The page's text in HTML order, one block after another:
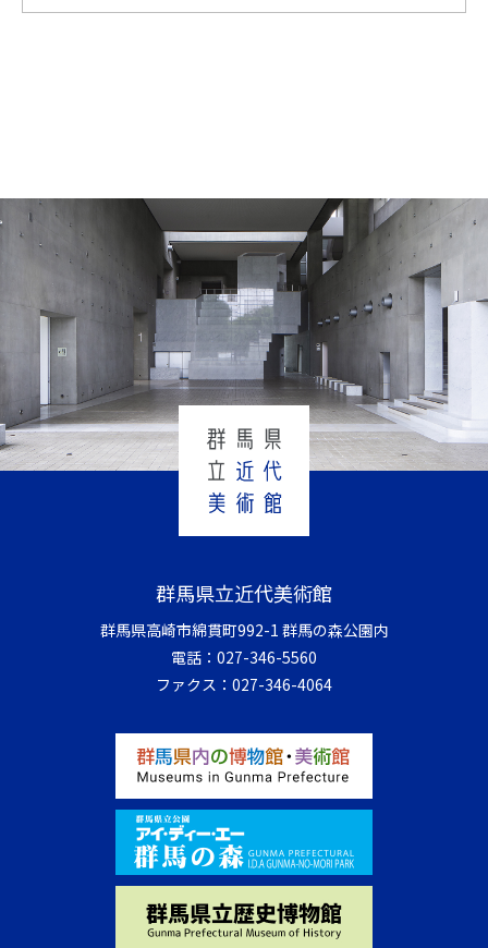
群馬県立近代美術館
群馬県高崎市綿貫町992-1 群馬の森公園内
電話： 027-346-5560
ファクス： 027-346-4064